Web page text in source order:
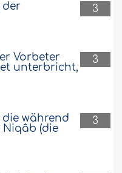
3
der
3
Vorbeter
unterbricht,
3
während
Niqâb (die